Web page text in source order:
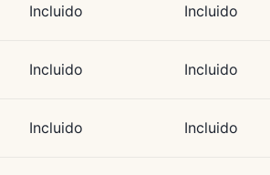
Incluido Incluido
Incluido Incluido
Incluido Incluido